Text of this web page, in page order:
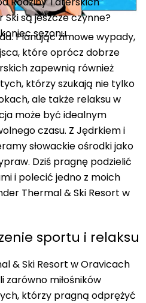
są jeszcze czynne?
sezonu
Planując zimowe wypady,
które oprócz dobrze
zapewnią również
którzy szukają nie tylko
ale także relaksu w
może być idealnym
czasu. Z Jędrkiem i
słowackie ośrodki jako
Dziś pragnę podzielić
i polecić jedno z moich
Thermal & Ski Resort w
sportu i relaksu
& Ski Resort w Oravicach
zarówno miłośników
którzy pragną odprężyć